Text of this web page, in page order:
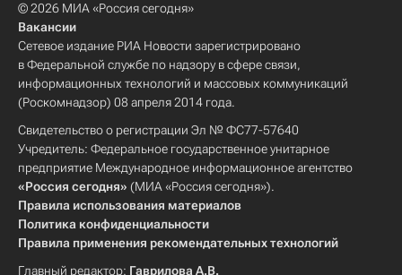
© 2026 МИА «Россия сегодня»
Вакансии
Сетевое издание РИА Новости зарегистрировано
в Федеральной службе по надзору в сфере связи,
информационных технологий и массовых коммуникаций
(Роскомнадзор) 08 апреля 2014 года.
Свидетельство о регистрации Эл № ФС77-57640
Учредитель: Федеральное государственное унитарное
предприятие Международное информационное агентство
«Россия сегодня» (МИА «Россия сегодня»).
Правила использования материалов
Политика конфиденциальности
Правила применения рекомендательных технологий
Главный редактор: Гаврилова А.В.